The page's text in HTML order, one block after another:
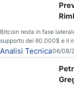
Bitcoin resta in fase
supporto dei 60.000$ e il
USA ed elezioni di medio
Analisi Tecnica06/08/